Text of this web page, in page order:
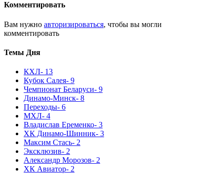
Комментировать
Вам нужно авторизироваться, чтобы вы могли
комментировать
Темы Дня
КХЛ- 13
Кубок Салея- 9
Чемпионат Беларуси- 9
Динамо-Минск- 8
Переходы- 6
МХЛ- 4
Владислав Еременко- 3
ХК Динамо-Шинник- 3
Максим Стась- 2
Эксклюзив- 2
Александр Морозов- 2
ХК Авиатор- 2